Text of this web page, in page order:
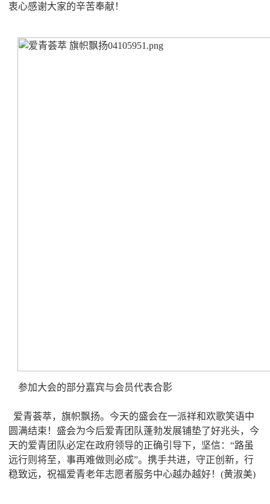
衷心感谢大家的辛苦奉献！
参加大会的部分嘉宾与会员代表合影
爱青荟萃，旗帜飘扬。今天的盛会在一派祥和欢歌笑语中
圆满结束！盛会为今后爱青团队蓬勃发展铺垫了好兆头，今
天的爱青团队必定在政府领导的正确引导下，坚信：“路虽
远行则将至，事再难做则必成”。携手共进，守正创新，行
稳致远，祝福爱青老年志愿者服务中心越办越好！(黄淑美)